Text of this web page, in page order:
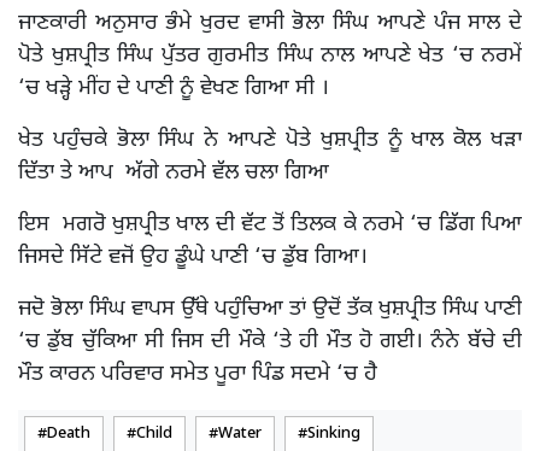
ਜਾਣਕਾਰੀ ਅਨੁਸਾਰ ਭੰਮੇ ਖੁਰਦ ਵਾਸੀ ਭੋਲਾ ਸਿੰਘ ਆਪਣੇ ਪੰਜ ਸਾਲ ਦੇ
ਪੋਤੇ ਖੁਸ਼ਪ੍ਰੀਤ ਸਿੰਘ ਪੁੱਤਰ ਗੁਰਮੀਤ ਸਿੰਘ ਨਾਲ ਆਪਣੇ ਖੇਤ ‘ਚ ਨਰਮੇਂ
‘ਚ ਖੜ੍ਹੇ ਮੀਂਹ ਦੇ ਪਾਣੀ ਨੂੰ ਵੇਖਣ ਗਿਆ ਸੀ ।
ਖੇਤ ਪਹੁੰਚਕੇ ਭੋਲਾ ਸਿੰਘ ਨੇ ਆਪਣੇ ਪੋਤੇ ਖੁਸ਼ਪ੍ਰੀਤ ਨੂੰ ਖਾਲ ਕੋਲ ਖੜਾ
ਦਿੱਤਾ ਤੇ ਆਪ ਅੱਗੇ ਨਰਮੇ ਵੱਲ ਚਲਾ ਗਿਆ
ਇਸ ਮਗਰੋ ਖੁਸ਼ਪ੍ਰੀਤ ਖਾਲ ਦੀ ਵੱਟ ਤੋਂ ਤਿਲਕ ਕੇ ਨਰਮੇ ‘ਚ ਡਿੱਗ ਪਿਆ
ਜਿਸਦੇ ਸਿੱਟੇ ਵਜੋਂ ਉਹ ਡੂੰਘੇ ਪਾਣੀ ‘ਚ ਡੁੱਬ ਗਿਆ।
ਜਦੋ ਭੋਲਾ ਸਿੰਘ ਵਾਪਸ ਉੱਥੇ ਪਹੁੰਚਿਆ ਤਾਂ ਉਦੋਂ ਤੱਕ ਖੁਸ਼ਪ੍ਰੀਤ ਸਿੰਘ ਪਾਣੀ
‘ਚ ਡੁੱਬ ਚੁੱਕਿਆ ਸੀ ਜਿਸ ਦੀ ਮੌਕੇ ‘ਤੇ ਹੀ ਮੌਤ ਹੋ ਗਈ। ਨੰਨੇ ਬੱਚੇ ਦੀ
ਮੌਤ ਕਾਰਨ ਪਰਿਵਾਰ ਸਮੇਤ ਪੂਰਾ ਪਿੰਡ ਸਦਮੇ ‘ਚ ਹੈ
Death Child Water Sinking